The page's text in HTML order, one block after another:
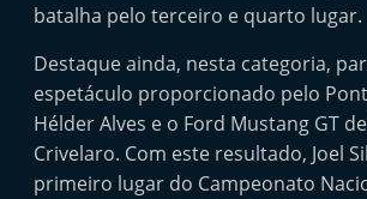
batalha pelo terceiro e quarto lugar.
Destaque ainda, nesta categoria,
espetáculo proporcionado pelo
Hélder Alves e o Ford Mustang GT
Crivelaro. Com este resultado, Joel
primeiro lugar do Campeonato